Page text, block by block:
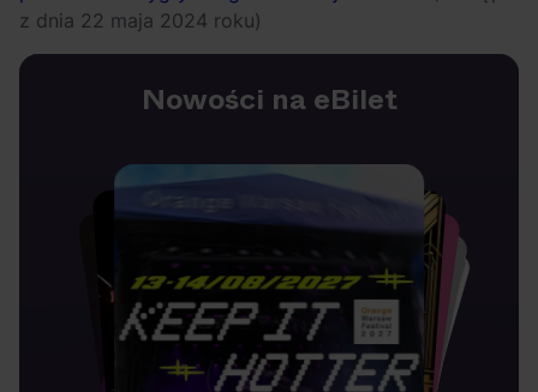
z dnia 22 maja 2024 roku)
Nowości na eBilet